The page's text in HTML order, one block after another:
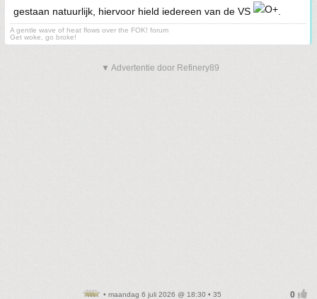
gestaan natuurlijk, hiervoor hield iedereen van de VS
A gentle wave of heat flows over the FOK! forum
Get woke, go broke!
▼ Advertentie door Refinery89
• maandag 6 juli 2026 @ 18:30 • 35